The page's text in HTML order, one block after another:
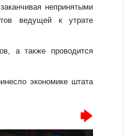
непринятыми
ведущей к утрате
а также проводится
экономике штата